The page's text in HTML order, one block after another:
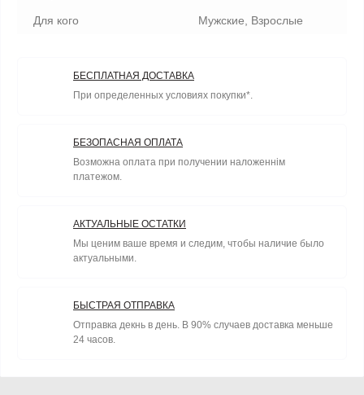
Для кого Мужские, Взрослые
БЕСПЛАТНАЯ ДОСТАВКА
При определенных условиях покупки*.
БЕЗОПАСНАЯ ОПЛАТА
Возможна оплата при получении наложеннім
платежом.
АКТУАЛЬНЫЕ ОСТАТКИ
Мы ценим ваше время и следим, чтобы наличие было
актуальными.
БЫСТРАЯ ОТПРАВКА
Отправка декнь в день. В 90% случаев доставка меньше
24 часов.